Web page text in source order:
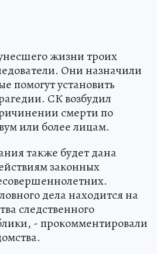
жизни троих
Они назначили
помогут установить
СК возбудил
смерти по
или более лицам.
также будет дана
законных
дела находится на
следственного
- прокомментировали